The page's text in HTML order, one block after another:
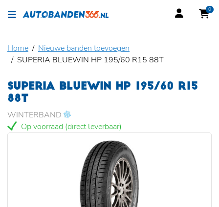
0
Home
Nieuwe banden toevoegen
SUPERIA BLUEWIN HP 195/60 R15 88T
SUPERIA BLUEWIN HP 195/60 R15
88T
WINTERBAND
Op voorraad (direct leverbaar)